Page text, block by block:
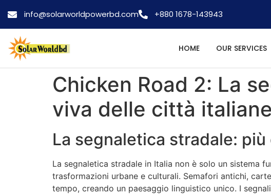
info@solarworldpowerbd.com +880 1678-143943
HOME OUR SERVICES
Chicken Road 2: La
viva delle città italiane
La segnaletica stradale:
La segnaletica stradale in Italia non è solo un sistema
trasformazioni urbane e culturali. Semafori antichi,
tempo, creando un paesaggio linguistico unico. I